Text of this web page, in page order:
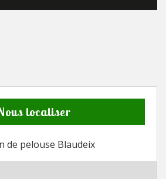
localiser
de pelouse Blaudeix